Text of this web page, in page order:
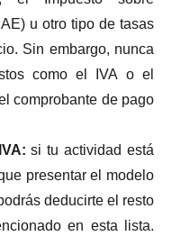
u otro tipo de tasas
Sin embargo, nunca
como el IVA o el
comprobante de pago
si tu actividad está
presentar el modelo
deducirte el resto
en esta lista.